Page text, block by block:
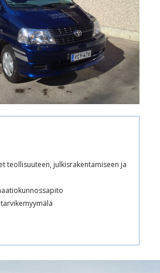
teollisuuteen, julkisrakentamiseen ja